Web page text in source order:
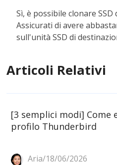
Sì, è possibile clonare
Assicurati di avere
sull'unità SSD di
Articoli Relativi
[3 semplici modi] Come
profilo Thunderbird
Aria/18/06/2026